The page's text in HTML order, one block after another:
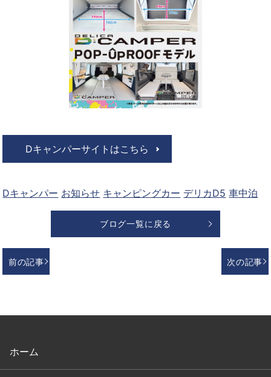
Dキャンパーサイトはこちら
Dキャンパー お知らせ キャンピングカー デリカD5 車中泊
ブログ一覧に戻る
前の記事 次の記事
ホーム